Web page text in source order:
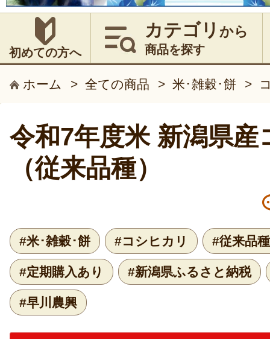
初めての方へ
カテゴリ から
商品を探す
ホーム > 全ての商品 > 米･雑穀･餅 >
令和7年度米 新潟県産
（従来品種）
#米･雑穀･餅 #コシヒカリ #従来品
#定期購入あり #新潟県ふるさと納税
#早川農興